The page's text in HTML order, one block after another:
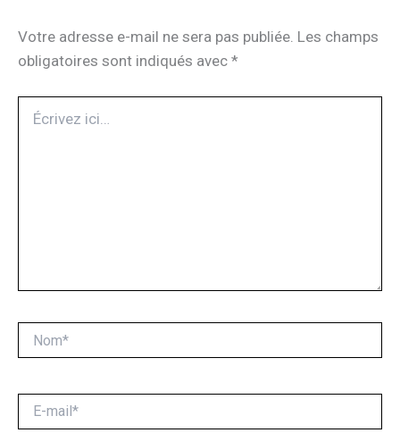
Votre adresse e-mail ne sera pas publiée. Les champs
obligatoires sont indiqués avec *
ici…
mail*